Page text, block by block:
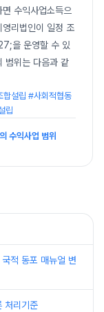
수익사업소득으
리법인이 일정 조
을 운영할 수 있
범위는 다음과 같
합설립 #사회적협동
립
수익사업 범위
적 동포 매뉴얼 변
처리기준